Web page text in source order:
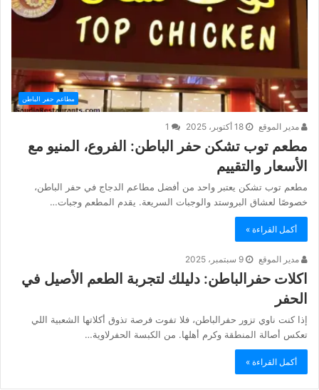
مطاعم حفر الباطن
مدير الموقع 18 أكتوبر، 2025
مطعم توب تشكن حفر الباطن: الفروع، المنيو مع
الأسعار والتقييم
مطعم توب تشكن يعتبر واحد من أفضل مطاعم الدجاج في حفر الباطن،
خصوصًا لعشاق البروستد والوجبات السريعة. يقدم المطعم وجبات…
أكمل القراءة »
مدير الموقع 9 سبتمبر، 2025
اكلات حفرالباطن: دليلك لتجربة الطعم الأصيل في
الحفر
إذا كنت ناوي تزور حفرالباطن، فلا تفوت فرصة تذوق أكلاتها الشعبية اللي
تعكس أصالة المنطقة وكرم أهلها. من الكبسة الحفرلاوية…
أكمل القراءة »